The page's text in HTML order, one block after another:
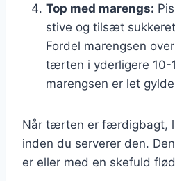
Top med marengs:
stive og tilsæt
Fordel marengsen
tærten i yderligere 10-
marengsen er let
Når tærten er færdigbagt,
inden du serverer den.
er eller med en skefuld